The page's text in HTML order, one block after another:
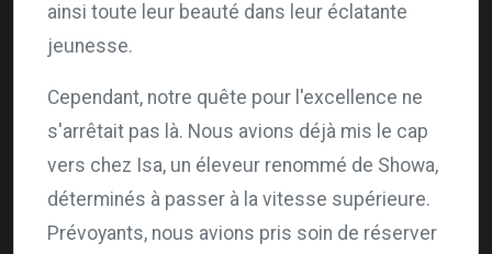
ainsi toute leur beauté dans leur éclatante
jeunesse.
Cependant, notre quête pour l'excellence ne
s'arrêtait pas là. Nous avions déjà mis le cap
vers chez Isa, un éleveur renommé de Showa,
déterminés à passer à la vitesse supérieure.
Prévoyants, nous avions pris soin de réserver